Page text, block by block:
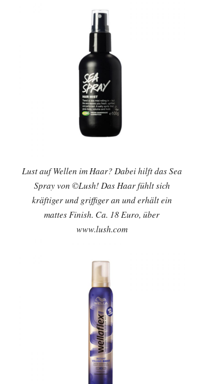
Lust auf Wellen im Haar? Dabei hilft das Sea
Spray von ©Lush! Das Haar fühlt sich
kräftiger und griffiger an und erhält ein
mattes Finish. Ca. 18 Euro, über
www.lush.com